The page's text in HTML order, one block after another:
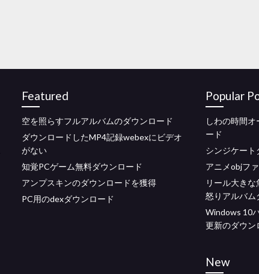
Featured
空を照らすフルアルバムのダウンロード
ダウンロードしたMP4記録webexにビデオ
がない
知覚PCゲーム無料ダウンロード
アンプスキンのダウンロードを獲得
PC用のdexダウンロード
Popular
しわの時間
ード
シンジケート
アニメobjフ
リール大き
怒りアルバム
Windows 10
更新のダウン
New